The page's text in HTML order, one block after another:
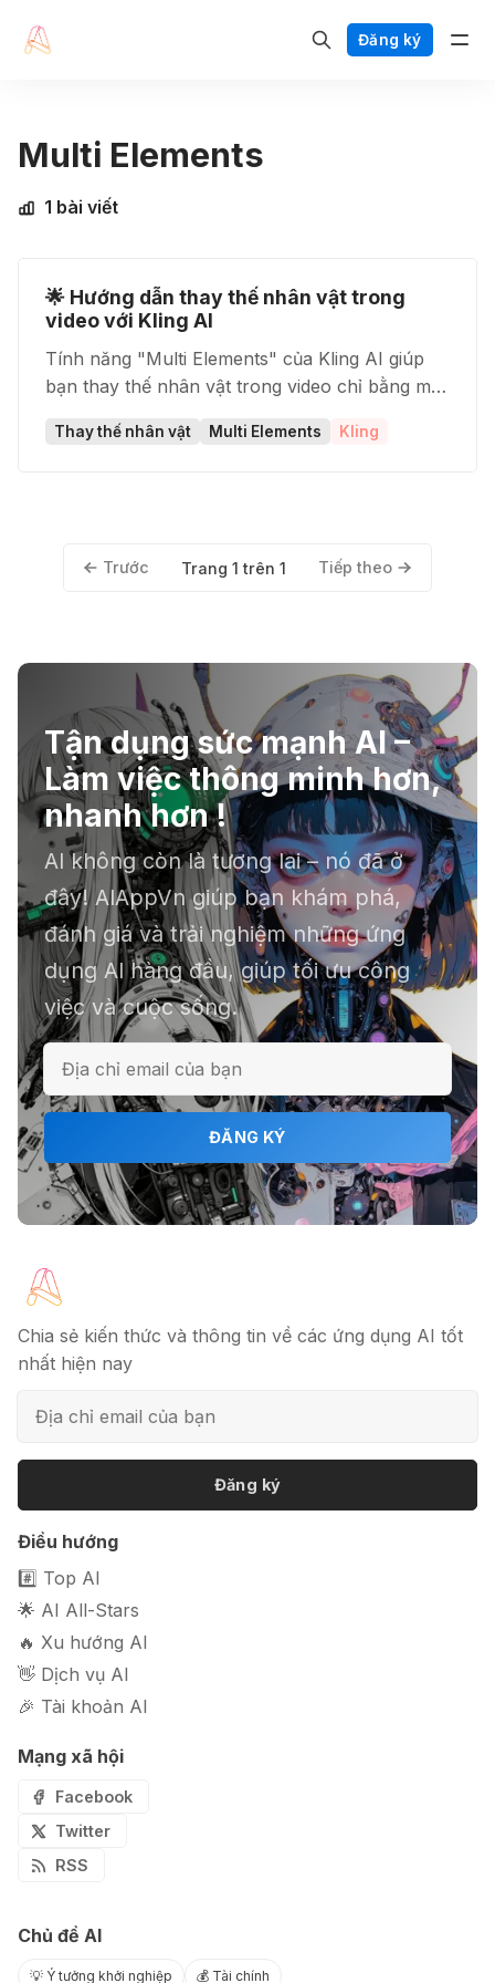
Đăng ký
Multi Elements
1 bài viết
🌟 Hướng dẫn thay thế nhân vật trong
video với Kling AI
Tính năng "Multi Elements" của Kling AI giúp
bạn thay thế nhân vật trong video chỉ bằng một
hay cắt ghép phức tạp.
Thay thế nhân vật Multi Elements Kling
Trước Trang 1 trên 1 Tiếp theo
Tận dụng sức mạnh AI –
Làm việc thông minh hơn,
nhanh hơn !
AI không còn là tương lai – nó đã ở
đây! AIAppVn giúp bạn khám phá,
đánh giá và trải nghiệm những ứng
dụng AI hàng đầu, giúp tối ưu công
việc và cuộc sống.
ĐĂNG KÝ
Chia sẻ kiến thức và thông tin về các ứng dụng AI tốt
nhất hiện nay
Đăng ký
Điều hướng
#️⃣ Top AI
🌟 AI All-Stars
🔥 Xu hướng AI
👋 Dịch vụ AI
🎉 Tài khoản AI
Mạng xã hội
Facebook
Twitter
RSS
Chủ đề AI
💡 Ý tưởng khởi nghiệp 💰 Tài chính